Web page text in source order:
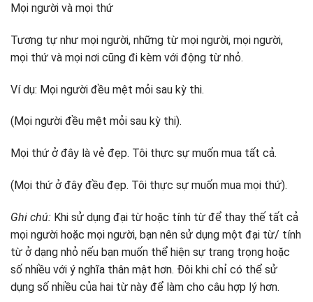
Mọi người và mọi thứ
Tương tự như mọi người, những từ mọi người, mọi người,
mọi thứ và mọi nơi cũng đi kèm với động từ nhỏ.
Ví dụ: Mọi người đều mệt mỏi sau kỳ thi.
(Mọi người đều mệt mỏi sau kỳ thi).
Mọi thứ ở đây là vẻ đẹp. Tôi thực sự muốn mua tất cả.
(Mọi thứ ở đây đều đẹp. Tôi thực sự muốn mua mọi thứ).
Ghi chú: Khi sử dụng đại từ hoặc tính từ để thay thế tất cả
mọi người hoặc mọi người, bạn nên sử dụng một đại từ/ tính
từ ở dạng nhỏ nếu bạn muốn thể hiện sự trang trọng hoặc
số nhiều với ý nghĩa thân mật hơn. Đôi khi chỉ có thể sử
dụng số nhiều của hai từ này để làm cho câu hợp lý hơn.